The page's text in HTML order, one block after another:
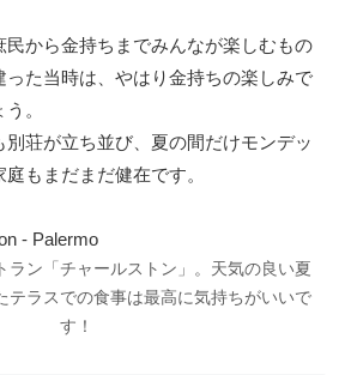
から金持ちまでみんなが楽しむもの
った当時は、やはり金持ちの楽しみで
。
荘が立ち並び、夏の間だけモンデッ
もまだまだ健在です。
ラン「チャールストン」。天気の良い夏
テラスでの食事は最高に気持ちがいいで
す！